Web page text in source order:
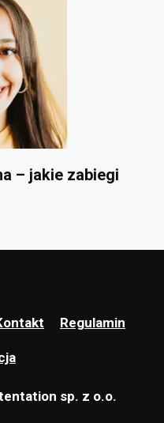
– jakie zabiegi
Regulamin
sp. z o.o.